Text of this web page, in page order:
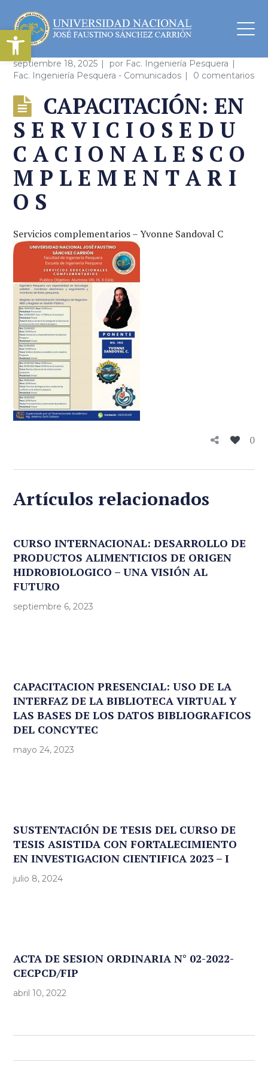
septiembre 18, 2025 por Fac. Ingeniería Pesquera
Fac. Ingeniería Pesquera - Comunicados
0 comentarios
CAPACITACIÓN: EN
S E R V I C I O S E D U
C A C I O N A L E S C O
M P L E M E N T A R I
O S
Servicios complementarios – Yvonne Sandoval C
0
Artículos relacionados
CURSO INTERNACIONAL: DESARROLLO DE
PRODUCTOS ALIMENTICIOS DE ORIGEN
HIDROBIOLOGICO – UNA VISIÓN AL
FUTURO
septiembre 6, 2023
CAPACITACION PRESENCIAL: USO DE LA
INTERFAZ DE LA BIBLIOTECA VIRTUAL Y
LAS BASES DE LOS DATOS BIBLIOGRAFICOS
DEL CONCYTEC
mayo 24, 2023
SUSTENTACIÓN DE TESIS DEL CURSO DE
TESIS ASISTIDA CON FORTALECIMIENTO
EN INVESTIGACION CIENTIFICA 2023 – I
julio 8, 2024
ACTA DE SESION ORDINARIA N° 02-2022-
CECPCD/FIP
abril 10, 2022
Abrir barra de herramientas